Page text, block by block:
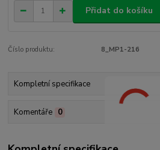
Přidat do košíku
Číslo produktu: 8_MP1-216
Kompletní specifikace
Komentáře 0